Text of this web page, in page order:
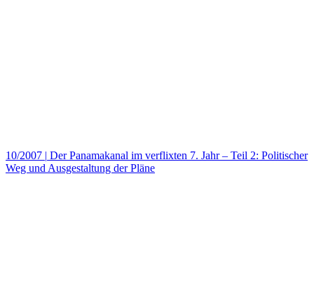
10/2007 | Der Panamakanal im verflixten 7. Jahr – Teil 2: Politischer
Weg und Ausgestaltung der Pläne